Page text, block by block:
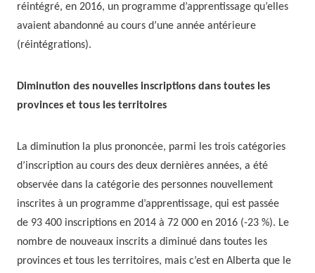
réintégré, en 2016, un programme d’apprentissage qu’elles
avaient abandonné au cours d’une année antérieure
(réintégrations).
Diminution des nouvelles inscriptions dans toutes les
provinces et tous les territoires
La diminution la plus prononcée, parmi les trois catégories
d’inscription au cours des deux dernières années, a été
observée dans la catégorie des personnes nouvellement
inscrites à un programme d’apprentissage, qui est passée
de 93 400 inscriptions en 2014 à 72 000 en 2016 (-23 %). Le
nombre de nouveaux inscrits a diminué dans toutes les
provinces et tous les territoires, mais c’est en Alberta que le